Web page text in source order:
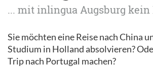
... mit inlingua Augsburg kein
Sie möchten eine Reise nach China
Studium in Holland absolvieren?
Trip nach Portugal machen?